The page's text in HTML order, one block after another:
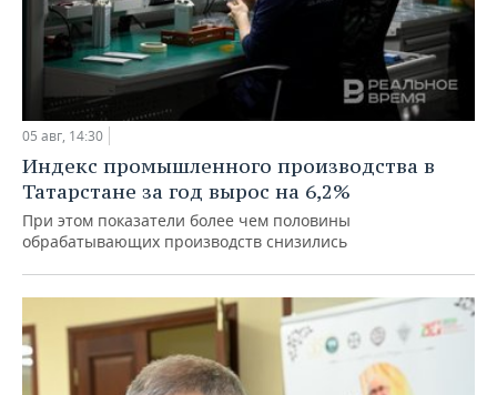
05 авг, 14:30
Индекс промышленного производства в
Татарстане за год вырос на 6,2%
При этом показатели более чем половины
обрабатывающих производств снизились